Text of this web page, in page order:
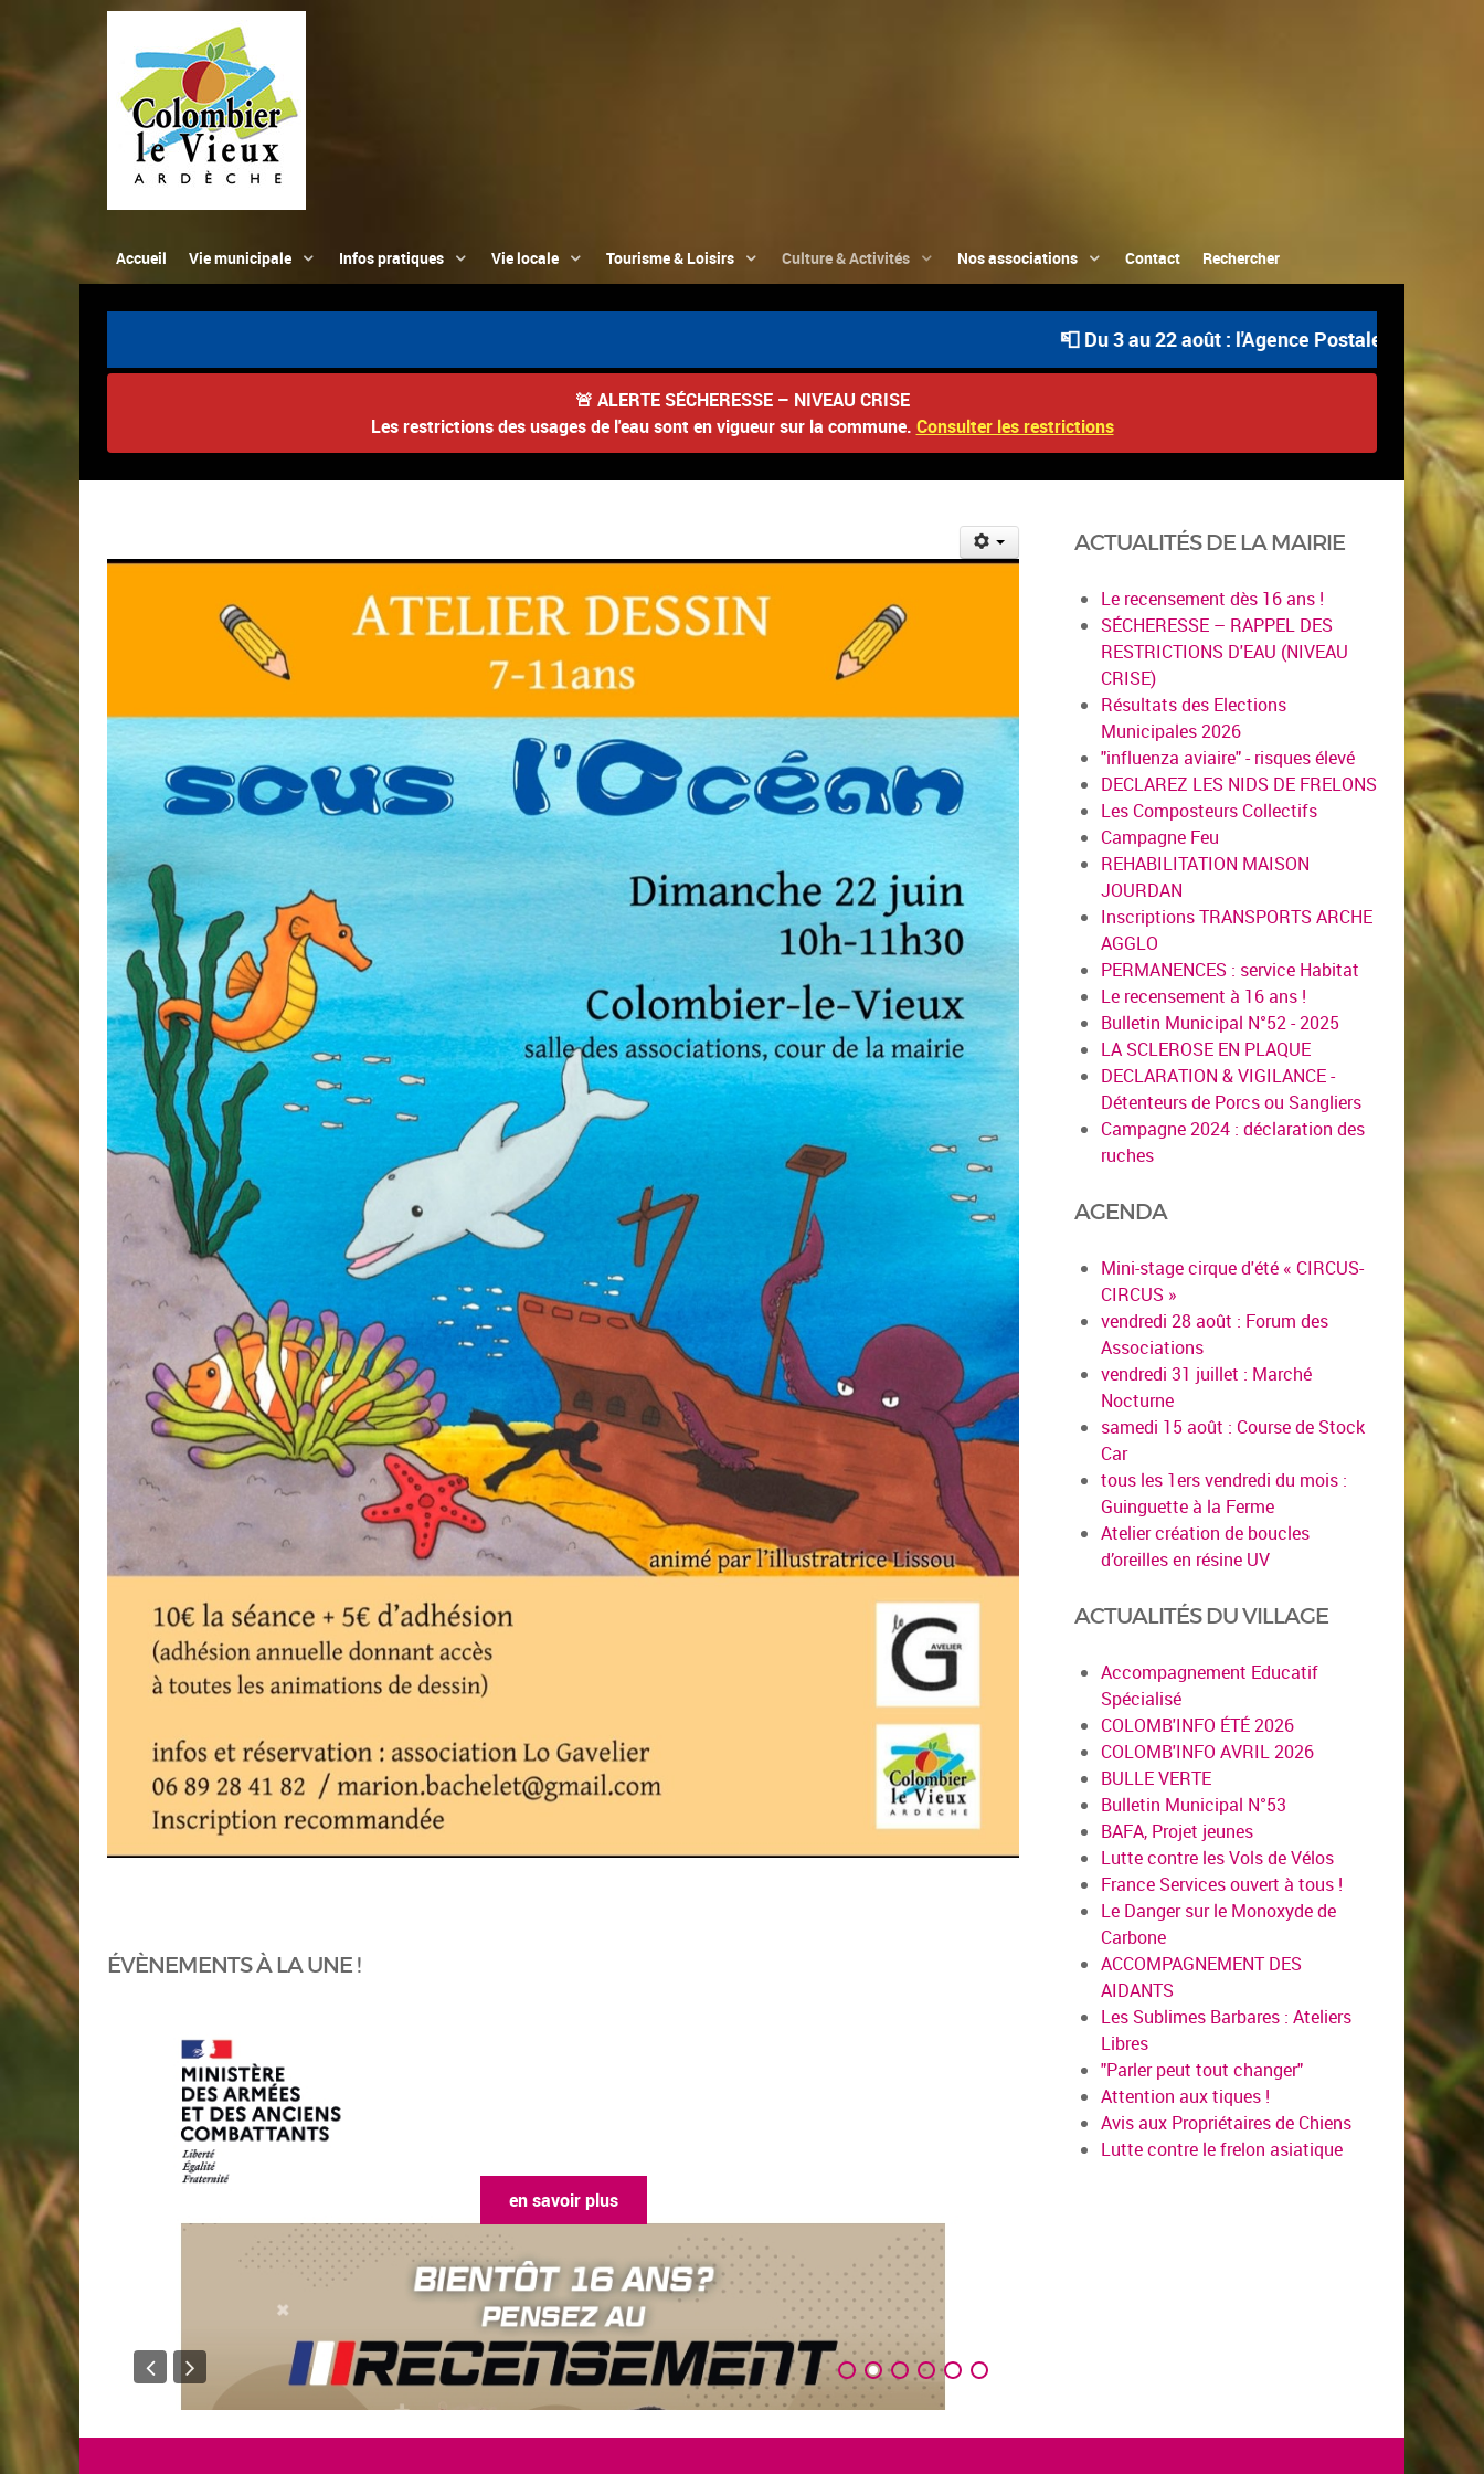
Accueil Vie municipale Infos pratiques Vie locale Tourisme & Loisirs Culture & Activités Nos associations Contact Rechercher
📮 Du 3 au 22 août : l'Agence Postale Communale
🚨 ALERTE SÉCHERESSE – NIVEAU CRISE
Les restrictions des usages de l'eau sont en vigueur sur la commune. Consulter les restrictions
ÉVÈNEMENTS À LA UNE !
en savoir plus en
ACTUALITÉS DE LA MAIRIE
Le recensement dès 16 ans !
SÉCHERESSE – RAPPEL DES
RESTRICTIONS D'EAU (NIVEAU
CRISE)
Résultats des Elections
Municipales 2026
"influenza aviaire" - risques élevé
DECLAREZ LES NIDS DE FRELONS
Les Composteurs Collectifs
Campagne Feu
REHABILITATION MAISON
JOURDAN
Inscriptions TRANSPORTS ARCHE
AGGLO
PERMANENCES : service Habitat
Le recensement à 16 ans !
Bulletin Municipal N°52 - 2025
LA SCLEROSE EN PLAQUE
DECLARATION & VIGILANCE -
Détenteurs de Porcs ou Sangliers
Campagne 2024 : déclaration des
ruches
AGENDA
Mini-stage cirque d'été « CIRCUS-
CIRCUS »
vendredi 28 août : Forum des
Associations
vendredi 31 juillet : Marché
Nocturne
samedi 15 août : Course de Stock
Car
tous les 1ers vendredi du mois :
Guinguette à la Ferme
Atelier création de boucles
d’oreilles en résine UV
ACTUALITÉS DU VILLAGE
Accompagnement Educatif
Spécialisé
COLOMB'INFO ÉTÉ 2026
COLOMB'INFO AVRIL 2026
BULLE VERTE
Bulletin Municipal N°53
BAFA, Projet jeunes
Lutte contre les Vols de Vélos
France Services ouvert à tous !
Le Danger sur le Monoxyde de
Carbone
ACCOMPAGNEMENT DES
AIDANTS
Les Sublimes Barbares : Ateliers
Libres
"Parler peut tout changer"
Attention aux tiques !
Avis aux Propriétaires de Chiens
Lutte contre le frelon asiatique